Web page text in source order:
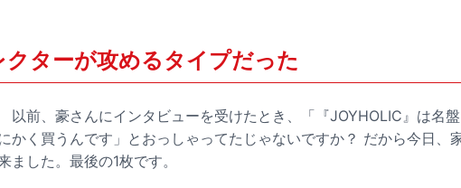
クターが攻めるタイプだった
以前、豪さんにインタビューを受けたとき、「『JOYHOLIC』は名
かく買うんです」とおっしゃってたじゃないですか？ だから今日、
ました。最後の1枚です。